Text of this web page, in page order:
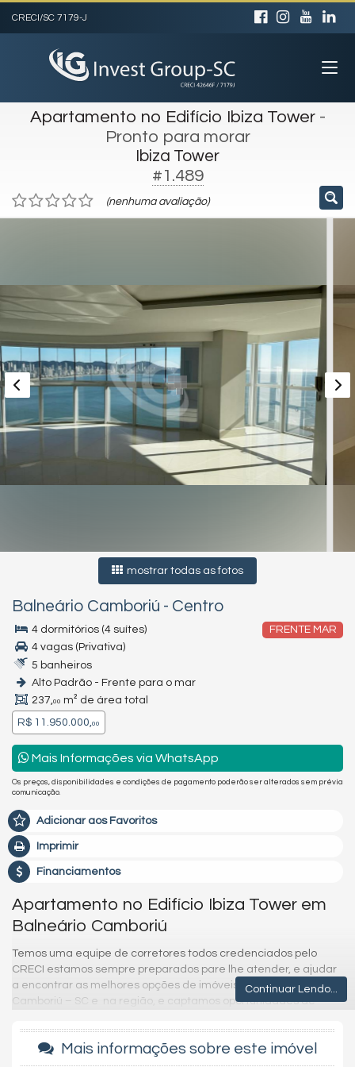
CRECI/SC 7179-J
Apartamento no Edifício Ibiza Tower-
Pronto para morar
Ibiza Tower
#1.489
(nenhuma avaliação)
mostrar todas as fotos
Balneário Camboriú - Centro
FRENTE MAR
4 dormitórios (4 suítes)
4 vagas (Privativa)
5 banheiros
Alto Padrão - Frente para o mar
237,00 m² de área total
R$ 11.950.000,00
Mais Informações via WhatsApp
Os preços, disponibilidades e condições de pagamento poderão ser alterados sem prévia
comunicação.
Adicionar aos Favoritos
Imprimir
Financiamentos
Apartamento no Edifício Ibiza Tower em
Balneário Camboriú
Temos uma equipe de corretores todos credenciados pelo
CRECI estamos sempre preparados pare lhe atender, e ajudar
a encontrar as melhores opções de imóveis em Balneário
Camboriú – SC e na região, e captamos oportunidades de
com a maior segurança que existe.
Imóvel disponível para visitação.
Continuar Lendo...
Mais informações sobre este imóvel